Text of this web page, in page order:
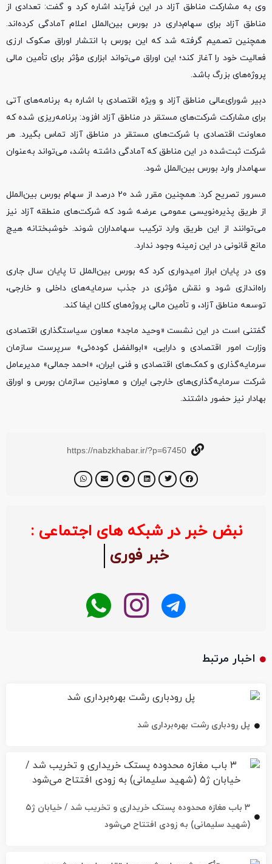
وی به مشارکت مناطق آزاد در این فرآیند اشاره کرد و گفت: تعدادی از
مناطق آزاد برای سهام‌داری در بورس بین‌الملل اعلام آمادگی کرده‌اند.
همچنین تصمیم گرفته شد که این بورس با انتشار اوراق صکوک ارزی
فعالیت خود را آغاز کند؛ این اوراق می‌تواند ابزاری مؤثر برای تأمین مالی
پروژه‌های بزرگ باشد.
دبیر شورا‌ی‌عالی مناطق آزاد و ویژه اقتصادی با اشاره به برنامه‌های آتی
برای مشارکت شرکت‌های مستقر در مناطق آزاد افزود: برنامه‌ریزی شده که
معاونت اقتصادی با شرکت‌های مستقر در مناطق آزاد تماس بگیرد. هر
شرکت ثبت‌شده در این مناطق که آمادگی داشته باشد، می‌تواند به‌عنوان
سهامدار وارد بورس بین‌الملل شود.
مسرور تصریح کرد: همچنین مقرر شد 20 درصد از سهام بورس بین‌الملل
از طریق پذیره‌نویسی عمومی عرضه شود که شرکت‌های منطقه آزاد نیز
می‌توانند از این طریق وارد ترکیب سهامداران شوند. خوشبختانه هیچ
مانع قانونی در این زمینه وجود ندارد.
وی در پایان ابراز امیدواری کرد که بورس بین‌الملل تا پایان سال جاری
راه‌اندازی شود و نقش مؤثری در جذب سرمایه‌های داخلی و خارجی،
توسعه مناطق آزاد، و تأمین مالی پروژه‌های کلان ایفا کند.
گفتنی است در این نشست «وحید ماجد» معاون سیاستگذاری اقتصادی
وزارت امور اقتصادی و دارایی، «ابوالفضل کوده‌ئی» سرپرست سازمان
سرمایه‌گذاری و کمک‌های اقتصادی و فنی ایران، «احمد جمالی» مدیرعامل
شرکت سرمایه‌گذاری‌های خارجی ایران و معاونین سازمان بورس و اوراق
بهادار نیز حضور داشتند.
https://nabzkhabar.ir/?p=67450
نبض خبر در شبکه های اجتماعی :
خبر فوری
اخبار مرتبط
پل رودباری رشت بهره‌برداری شد
۳ باب مغازه محدوده پستک خریداری و تخریب شد / خیابان ژ۵
(شهید سلیمانی) به زودی افتتاح می‌شود